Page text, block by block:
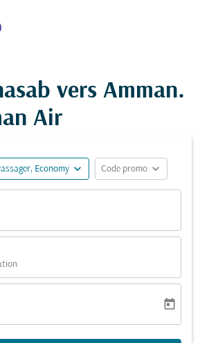
vers Amman.
Air
Economy expand_more Code promo expand_more
aria-label
today